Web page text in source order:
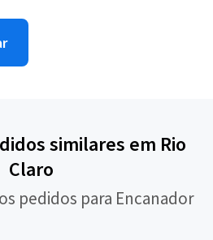
similares em Rio
Claro
pedidos para Encanador